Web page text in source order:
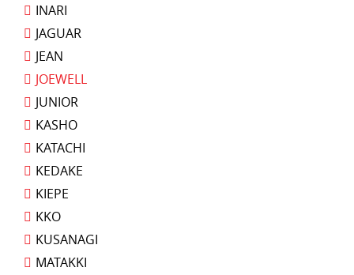
INARI
JAGUAR
JEAN
JOEWELL
JUNIOR
KASHO
KATACHI
KEDAKE
KIEPE
KKO
KUSANAGI
MATAKKI